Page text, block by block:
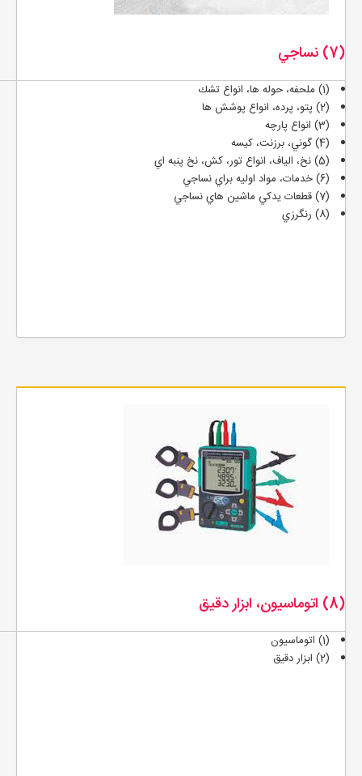
(7) نساجي
(1) ملحفه، حوله ها، انواع تشك
(2) پتو، پرده، انواع پوشش ها
(3) انواع پارچه
(4) گوني، برزنت، كيسه
(5) نخ، الياف، انواع تور، كش، نخ پنبه اي
(6) خدمات، مواد اوليه براي نساجي
(7) قطعات يدكي ماشين هاي نساجي
(8) رنگرزي
(8) اتوماسيون، ابزار دقيق
(1) اتوماسيون
(2) ابزار دقيق